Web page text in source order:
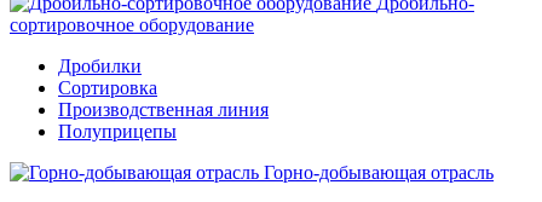
сортировочное оборудование
Дробилки
Сортировка
Производственная линия
Полуприцепы
Горно-добывающая отрасль